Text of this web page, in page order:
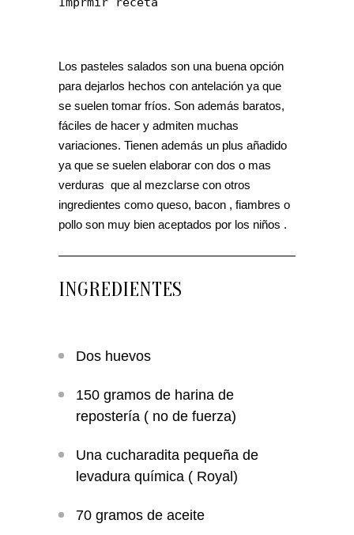
Los pasteles salados son una buena opción
para dejarlos hechos con antelación ya que
se suelen tomar fríos. Son además baratos,
fáciles de hacer y admiten muchas
variaciones. Tienen además un plus añadido
ya que se suelen elaborar con dos o mas
verduras que al mezclarse con otros
ingredientes como queso, bacon , fiambres o
pollo son muy bien aceptados por los niños .
INGREDIENTES
Dos huevos
150 gramos de harina de
repostería ( no de fuerza)
Una cucharadita pequeña de
levadura química ( Royal)
70 gramos de aceite